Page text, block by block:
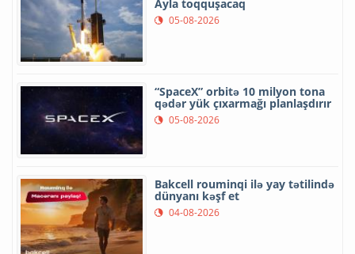
Ayla toqquşacaq
05-08-2026
“SpaceX” orbitə 10 milyon tona
qədər yük çıxarmağı planlaşdırır
05-08-2026
Bakcell rouminqi ilə yay tətilində
dünyanı kəşf et
04-08-2026